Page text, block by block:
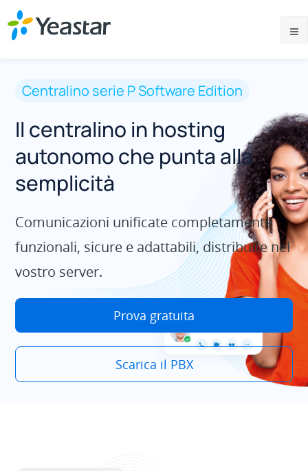
Centralino serie P Software Edition
Il centralino in hosting
autonomo che punta alla
semplicità
Comunicazioni unificate completamente
funzionali, sicure e adattabili, distribuite nel
vostro server.
Prova gratuita
Scarica il PBX